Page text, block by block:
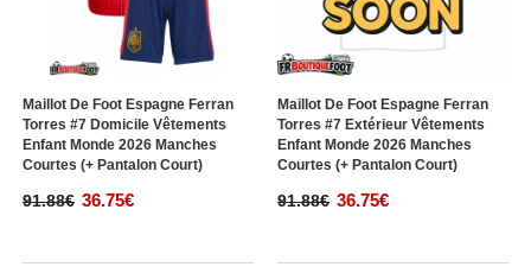
Maillot De Foot Espagne Ferran
Torres #7 Domicile Vêtements
Enfant Monde 2026 Manches
Courtes (+ Pantalon Court)
91.88€ 36.75€
Maillot De Foot Espagne Ferran
Torres #7 Extérieur Vêtements
Enfant Monde 2026 Manches
Courtes (+ Pantalon Court)
91.88€ 36.75€